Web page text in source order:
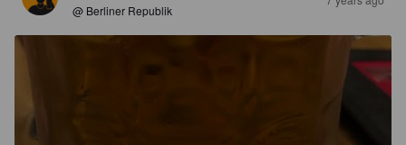
@ Berliner Republik